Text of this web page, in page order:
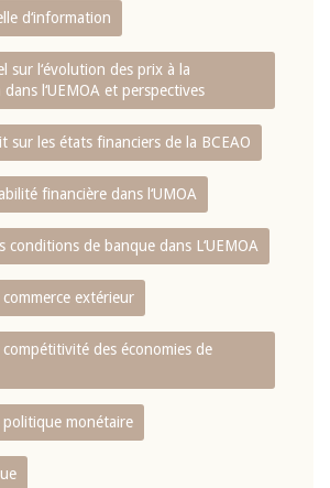
d‘information
sur l‘évolution des prix à la
l‘UEMOA et perspectives
sur les états financiers de la BCEAO
financière dans l‘UMOA
conditions de banque dans L‘UEMOA
extérieur
des économies de
monétaire